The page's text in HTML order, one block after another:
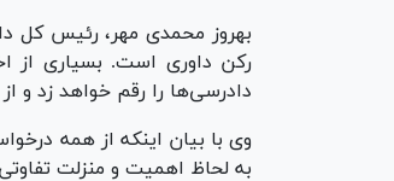
بهروز محمدی مهر، رئیس کل
رکن داوری است. بسیاری از
دادرسی‌ها را رقم خواهد زد و
وی با بیان اینکه از همه
به لحاظ اهمیت و منزلت